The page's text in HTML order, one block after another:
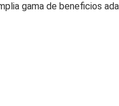
gama de beneficios